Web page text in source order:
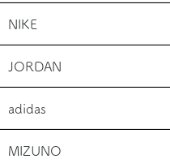
NIKE
JORDAN
adidas
MIZUNO